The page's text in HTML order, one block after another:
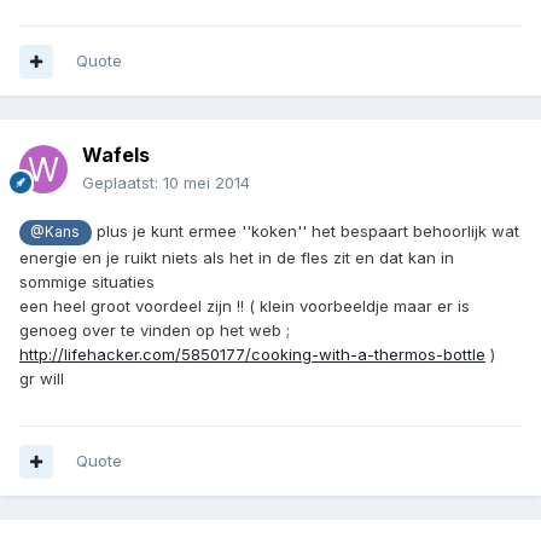
Quote
Wafels
Geplaatst: 10 mei 2014
@Kans
plus je kunt ermee ''koken'' het bespaart behoorlijk wat
energie en je ruikt niets als het in de fles zit en dat kan in
sommige situaties
een heel groot voordeel zijn !! ( klein voorbeeldje maar er is
genoeg over te vinden op het web ;
http://lifehacker.com/5850177/cooking-with-a-thermos-bottle )
gr will
Quote